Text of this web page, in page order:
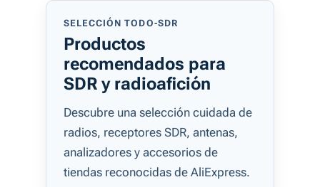
SELECCIÓN TODO-SDR
Productos
recomendados para
SDR y radioafición
Descubre una selección cuidada de
radios, receptores SDR, antenas,
analizadores y accesorios de
tiendas reconocidas de AliExpress.